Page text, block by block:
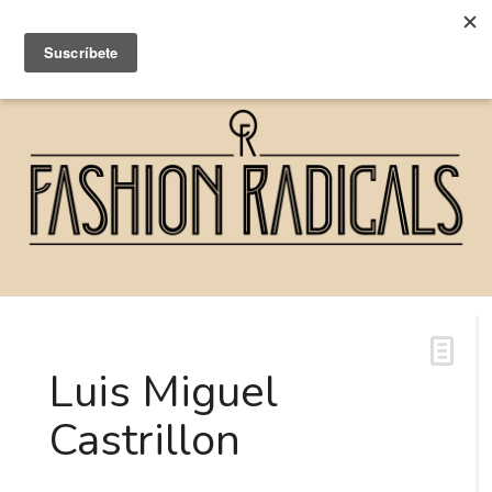
Luis Miguel
Castrillon